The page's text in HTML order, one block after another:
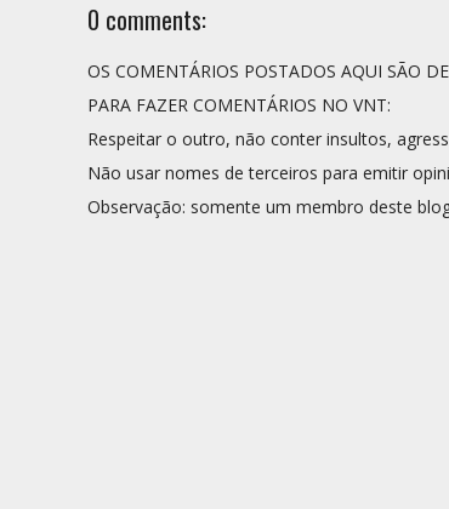
0 comments:
OS COMENTÁRIOS POSTADOS AQUI SÃO
PARA FAZER COMENTÁRIOS NO VNT:
Respeitar o outro, não conter insultos,
Não usar nomes de terceiros para emitir
Observação: somente um membro deste